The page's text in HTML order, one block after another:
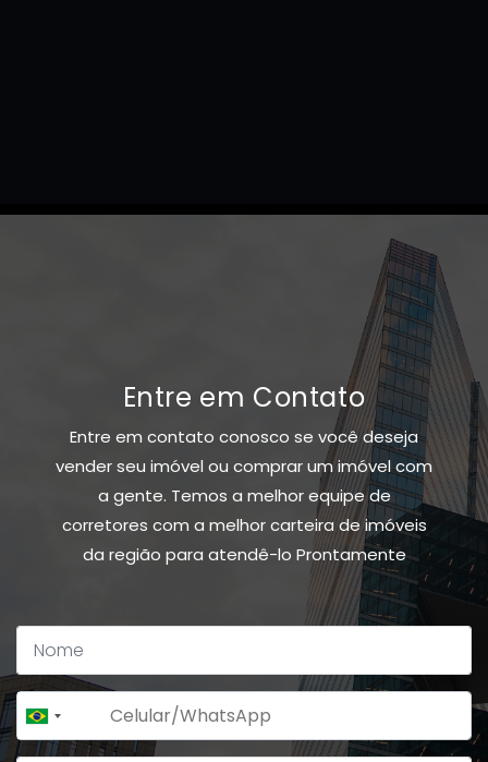
Entre em Contato
Entre em contato conosco se você deseja
vender seu imóvel ou comprar um imóvel com
a gente. Temos a melhor equipe de
corretores com a melhor carteira de imóveis
da região para atendê-lo Prontamente
Brazil
+55